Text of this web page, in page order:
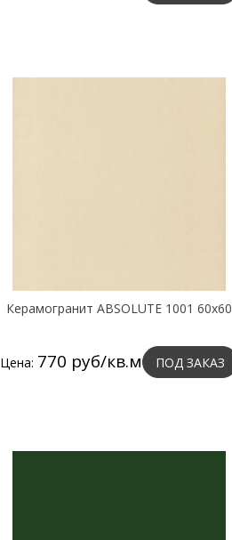
Керамогранит ABSOLUTE 1001 60х60
Цена: 770 руб/кв.м ПОД ЗАКАЗ